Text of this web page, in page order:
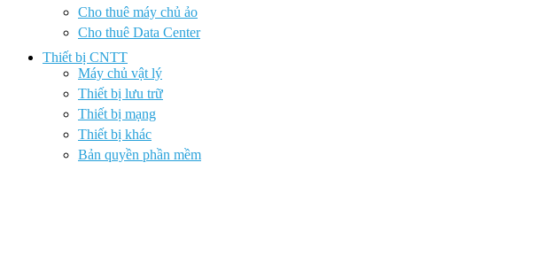
Cho thuê máy chủ ảo
Cho thuê Data Center
Thiết bị CNTT
Máy chủ vật lý
Thiết bị lưu trữ
Thiết bị mạng
Thiết bị khác
Bản quyền phần mềm